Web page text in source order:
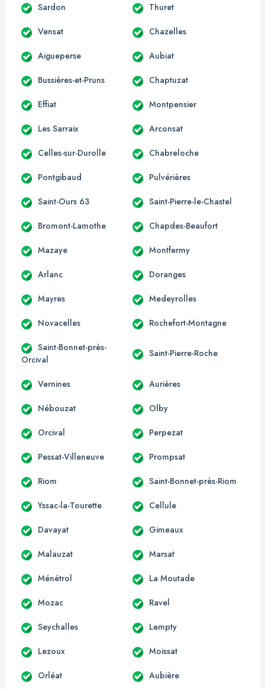
Sardon Thuret
Vensat Chazelles
Aigueperse Aubiat
Bussières-et-Pruns Chaptuzat
Effiat Montpensier
Les Sarraix Arconsat
Celles-sur-Durolle Chabreloche
Pontgibaud Pulvérières
Saint-Ours 63 Saint-Pierre-le-Chastel
Bromont-Lamothe Chapdes-Beaufort
Mazaye Montfermy
Arlanc Doranges
Mayres Medeyrolles
Novacelles Rochefort-Montagne
Saint-Bonnet-près-
Orcival
Saint-Pierre-Roche
Vernines Aurières
Nébouzat Olby
Orcival Perpezat
Pessat-Villeneuve Prompsat
Riom Saint-Bonnet-près-Riom
Yssac-la-Tourette Cellule
Davayat Gimeaux
Malauzat Marsat
Ménétrol La Moutade
Mozac Ravel
Seychalles Lempty
Lezoux Moissat
Orléat Aubière